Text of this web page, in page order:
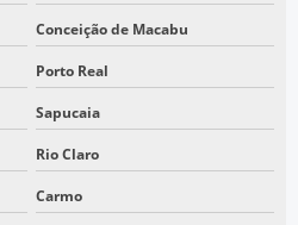
DRONE EM SP
EM SÃO PAULO
Conceição de Macabu
Porto Real
Sapucaia
Rio Claro
Carmo